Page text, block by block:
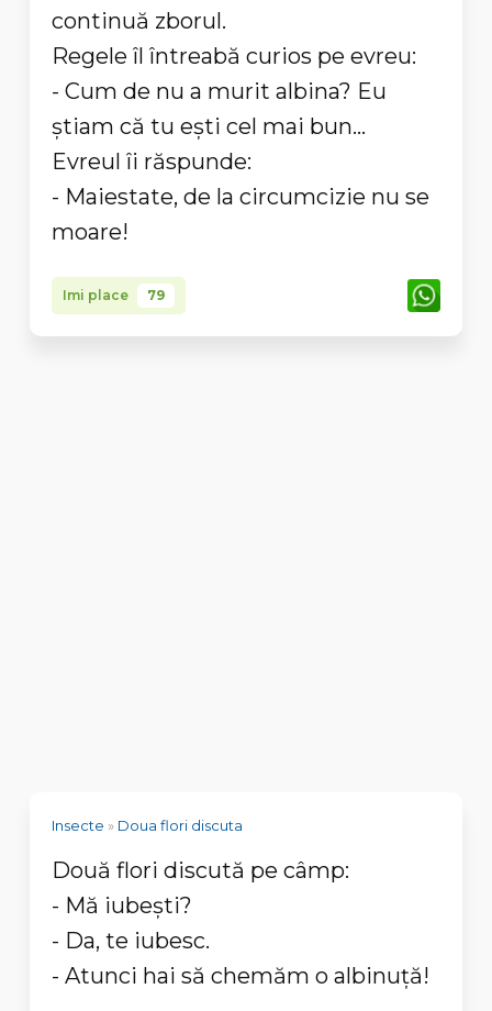
continuă zborul.
Regele îl întreabă curios pe evreu:
- Cum de nu a murit albina? Eu
ştiam că tu eşti cel mai bun...
Evreul îi răspunde:
- Maiestate, de la circumcizie nu se
moare!
Imi place 79
Insecte » Doua flori discuta
Două flori discută pe câmp:
- Mă iubeşti?
- Da, te iubesc.
- Atunci hai să chemăm o albinuţă!